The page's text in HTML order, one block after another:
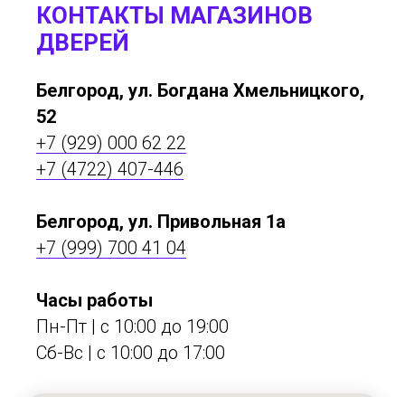
КОНТАКТЫ МАГАЗИНОВ
ДВЕРЕЙ
Белгород, ул. Богдана Хмельницкого,
52
+7 (929) 000 62 22
+7 (4722) 407-446
Белгород, ул. Привольная 1а
+7 (999) 700 41 04
Часы работы
Пн-Пт | с 10:00 до 19:00
Сб-Вс | c 10:00 до 17:00